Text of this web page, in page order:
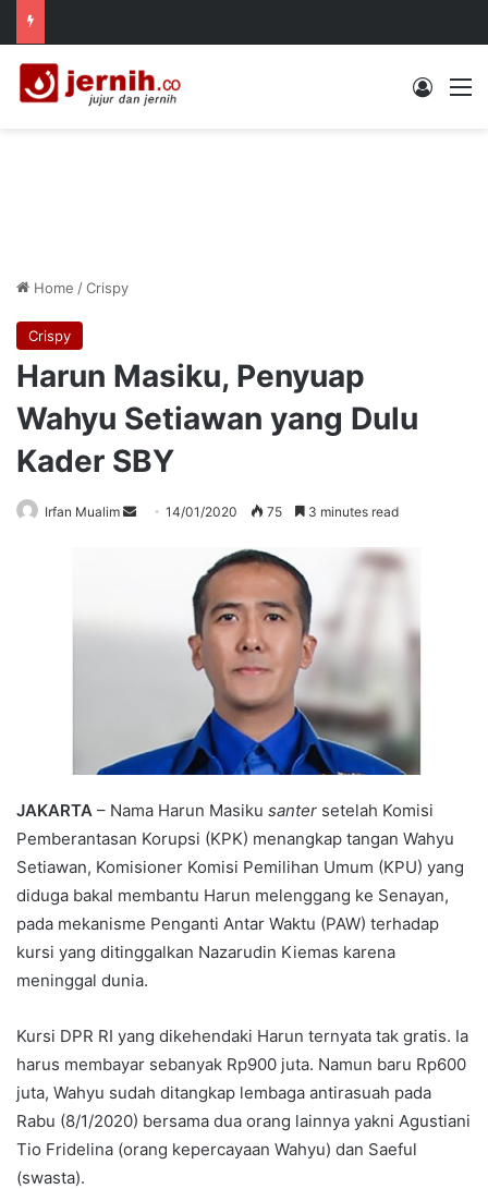
Log In
Home /Crispy
Crispy
Harun Masiku, Penyuap
Wahyu Setiawan yang Dulu
Kader SBY
Irfan Mualim
Send14/01/2020 75 3 minutes read
JAKARTA – Nama Harun Masiku santer setelah Komisi
Pemberantasan Korupsi (KPK) menangkap tangan Wahyu
Setiawan, Komisioner Komisi Pemilihan Umum (KPU) yang
diduga bakal membantu Harun melenggang ke Senayan,
pada mekanisme Penganti Antar Waktu (PAW) terhadap
kursi yang ditinggalkan Nazarudin Kiemas karena
meninggal dunia.
Kursi DPR RI yang dikehendaki Harun ternyata tak gratis. Ia
harus membayar sebanyak Rp900 juta. Namun baru Rp600
juta, Wahyu sudah ditangkap lembaga antirasuah pada
Rabu (8/1/2020) bersama dua orang lainnya yakni Agustiani
Tio Fridelina (orang kepercayaan Wahyu) dan Saeful
(swasta).